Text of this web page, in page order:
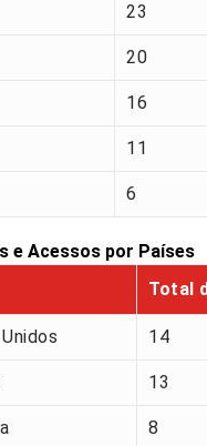
da fonte
23
20
16
11
6
e Acessos por Países
Total
14
13
8